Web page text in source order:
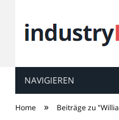
NAVIGIEREN
Home » Beiträge zu